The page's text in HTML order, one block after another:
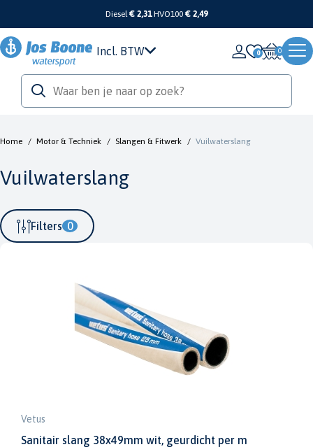
Diesel€ 2,31 HVO100 € 2,49
Incl. BTW 0
Home / Motor & Techniek / Slangen & Fitwerk / Vuilwaterslang
Vuilwaterslang
Filters 0
Vetus
Sanitair slang 38x49mm wit, geurdicht per m